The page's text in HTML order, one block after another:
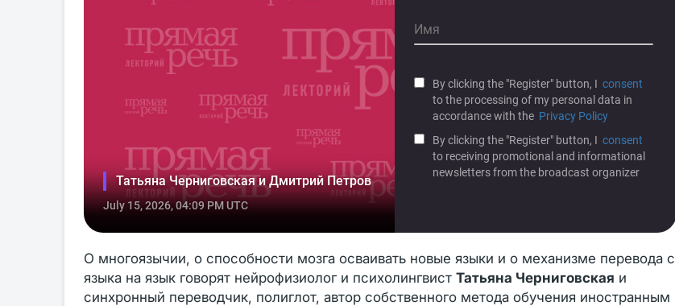
О многоязычии, о способности мозга осваивать новые языки и о механизме перевода с
языка на язык говорят нейрофизиолог и психолингвист Татьяна Черниговская и
синхронный переводчик, полиглот, автор собственного метода обучения иностранным